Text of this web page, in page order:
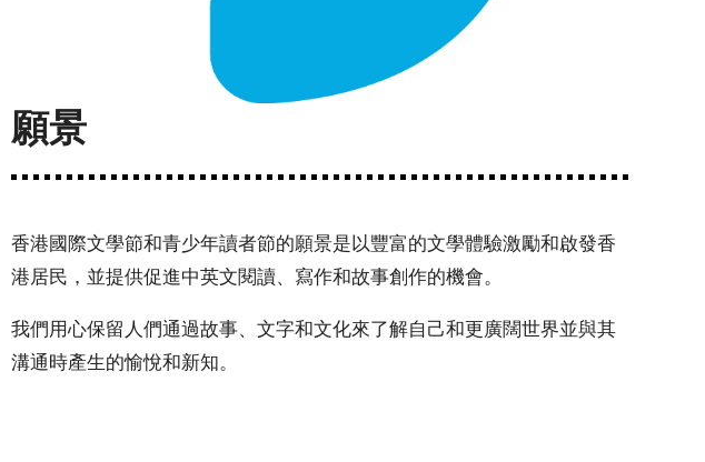
願景
香港國際文學節和青少年讀者節的願景是以豐富的文學體驗激勵和啟發香
港居民，並提供促進中英文閱讀、寫作和故事創作的機會。
我們用心保留人們通過故事、文字和文化來了解自己和更廣闊世界並與其
溝通時產生的愉悅和新知。